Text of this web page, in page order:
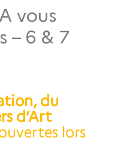
vous
– 6 & 7
du
d’Art
lors